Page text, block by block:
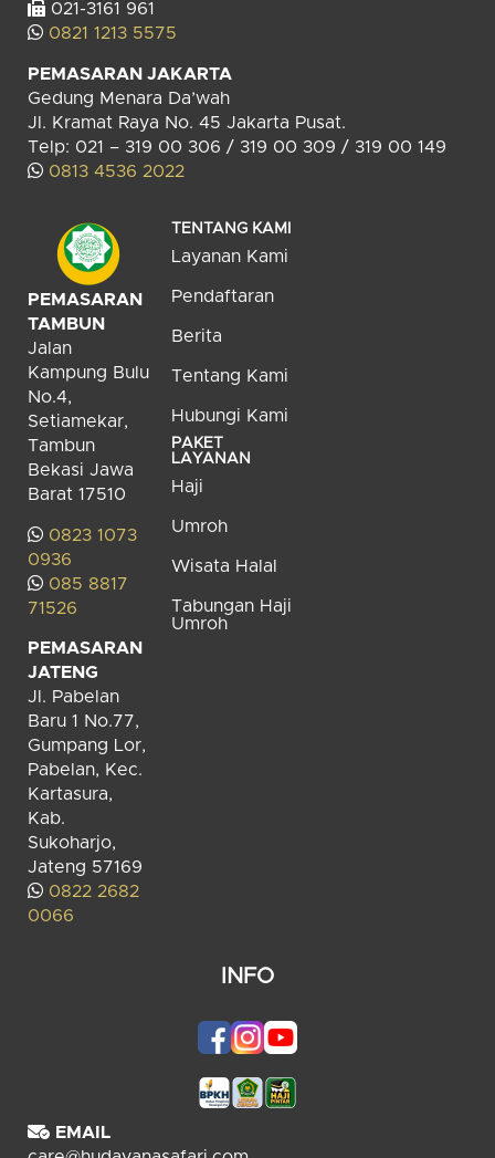
021-3161 961
0821 1213 5575
PEMASARAN JAKARTA
Gedung Menara Da’wah
Jl. Kramat Raya No. 45 Jakarta Pusat.
Telp: 021 – 319 00 306 / 319 00 309 / 319 00 149
0813 4536 2022
PEMASARAN
TAMBUN
Jalan
Kampung Bulu
No.4,
Setiamekar,
Tambun
Bekasi Jawa
Barat 17510
0823 1073
0936
085 8817
71526
PEMASARAN
JATENG
Jl. Pabelan
Baru 1 No.77,
Gumpang Lor,
Pabelan, Kec.
Kartasura,
Kab.
Sukoharjo,
Jateng 57169
0822 2682
0066
TENTANG KAMI
Layanan Kami
Pendaftaran
Berita
Tentang Kami
Hubungi Kami
PAKET
LAYANAN
Haji
Umroh
Wisata Halal
Tabungan Haji
Umroh
INFO
EMAIL